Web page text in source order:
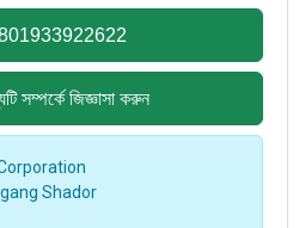
সম্পর্কে জিজ্ঞাসা করুন
Shador